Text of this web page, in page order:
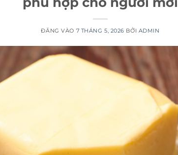
ĐĂNG VÀO 7 THÁNG 5, 2026 BỞI ADMIN